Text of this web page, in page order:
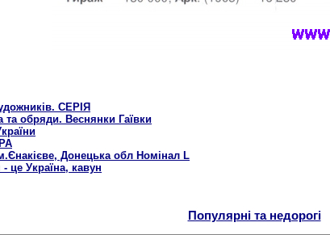
СЕРІЯ
та обряди. Веснянки Гаївки
Донецька обл Номінал L
це Україна, кавун
Популярні та недорогі